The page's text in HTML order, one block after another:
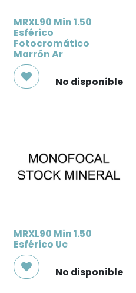
MRXL90 Min 1.50
Esférico
Fotocromático
Marrón Ar
No disponible
MRXL90 Min 1.50
Esférico Uc
No disponible